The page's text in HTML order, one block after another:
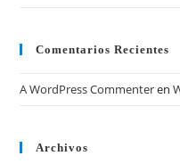
Comentarios Recientes
A WordPress Commenteren
Archivos